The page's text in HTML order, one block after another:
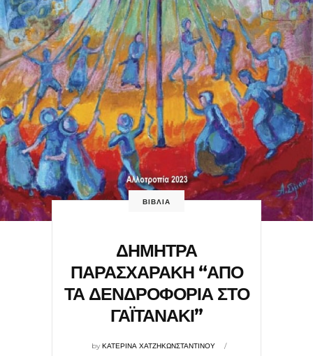
ΒΙΒΛΙΑ
ΔΗΜΗΤΡΑ
ΠΑΡΑΣΧΑΡΑΚΗ “ΑΠΟ
ΤΑ ΔΕΝΔΡΟΦΟΡΙΑ ΣΤΟ
ΓΑΪΤΑΝΑΚΙ”
byΚΑΤΕΡΙΝΑ ΧΑΤΖΗΚΩΝΣΤΑΝΤΙΝΟΥ